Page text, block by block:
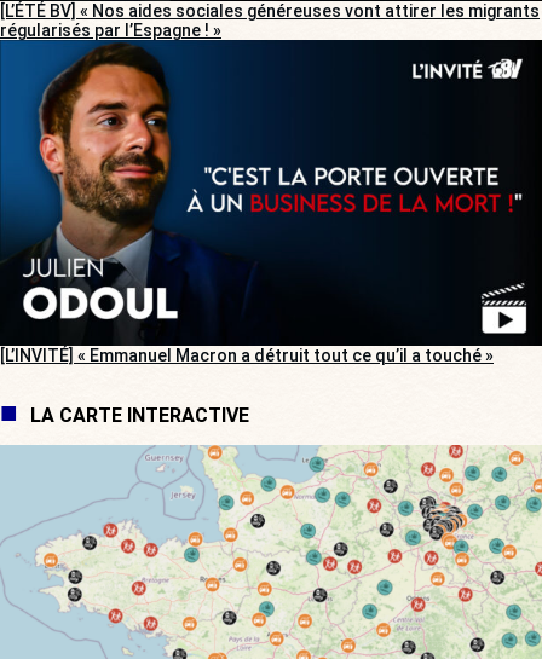
[L’ÉTÉ BV] « Nos aides sociales généreuses vont attirer les migrants
régularisés par l’Espagne ! »
[L’INVITÉ] « Emmanuel Macron a détruit tout ce qu’il a touché »
LA CARTE INTERACTIVE